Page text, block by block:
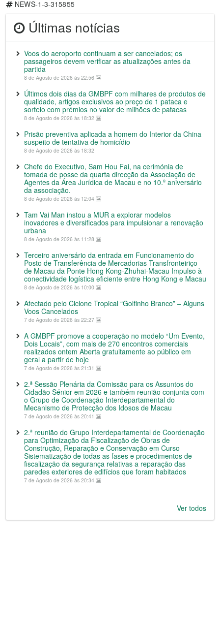
NEWS-1-3-315855
Últimas notícias
Voos do aeroporto continuam a ser cancelados; os
passageiros devem verificar as atualizações antes da
partida
8 de Agosto de 2026 às 22:56
Últimos dois dias da GMBPF com milhares de produtos de
qualidade, artigos exclusivos ao preço de 1 pataca e
sorteio com prémios no valor de milhões de patacas
8 de Agosto de 2026 às 18:32
Prisão preventiva aplicada a homem do Interior da China
suspeito de tentativa de homicídio
8 de Agosto de 2026 às 18:32
Chefe do Executivo, Sam Hou Fai, na cerimónia de
tomada de posse da quarta direcção da Associação de
Agentes da Área Jurídica de Macau e no 10.º aniversário
da associação.
8 de Agosto de 2026 às 12:04
Tam Vai Man instou a MUR a explorar modelos
inovadores e diversificados para impulsionar a renovação
urbana
8 de Agosto de 2026 às 11:28
Terceiro aniversário da entrada em Funcionamento do
Posto de Transferência de Mercadorias Transfronteiriço
de Macau da Ponte Hong Kong-Zhuhai-Macau Impulso à
conectividade logística eficiente entre Hong Kong e Macau
8 de Agosto de 2026 às 10:00
Afectado pelo Ciclone Tropical “Golfinho Branco” – Alguns
Voos Cancelados
7 de Agosto de 2026 às 22:27
A GMBPF promove a cooperação no modelo “Um Evento,
Dois Locais”, com mais de 270 encontros comerciais
realizados ontem Aberta gratuitamente ao público em
geral a partir de hoje
7 de Agosto de 2026 às 21:31
2.ª Sessão Plenária da Comissão para os Assuntos do
Cidadão Sénior em 2026 e também reunião conjunta com
o Grupo de Coordenação Interdepartamental do
Mecanismo de Protecção dos Idosos de Macau
7 de Agosto de 2026 às 20:41
2.ª reunião do Grupo Interdepartamental de Coordenação
para Optimização da Fiscalização de Obras de
Construção, Reparação e Conservação em Curso
Sistematização de todas as fases e procedimentos de
fiscalização da segurança relativas a reparação das
paredes exteriores de edifícios que foram habitados
7 de Agosto de 2026 às 20:34
Ver todos